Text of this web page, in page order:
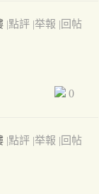
|點評 |举報 |回帖
0
|點評 |举報 |回帖